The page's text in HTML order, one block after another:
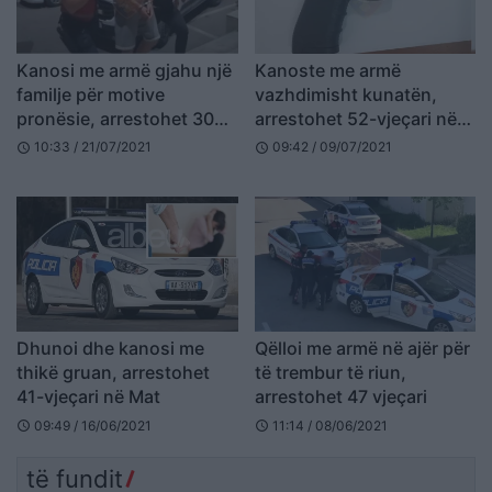
Kanosi me armë gjahu një
familje për motive
pronësie, arrestohet 30
vjeçari në Mirditë
schedule 10:33 / 21/07/2021
Kanoste me armë
vazhdimisht kunatën,
arrestohet 52-vjeçari në
Durrës
schedule 09:42 / 09/07/2021
Dhunoi dhe kanosi me
thikë gruan, arrestohet
41-vjeçari në Mat
schedule 09:49 / 16/06/2021
Qëlloi me armë në ajër për
të trembur të riun,
arrestohet 47 vjeçari
schedule 11:14 / 08/06/2021
të fundit